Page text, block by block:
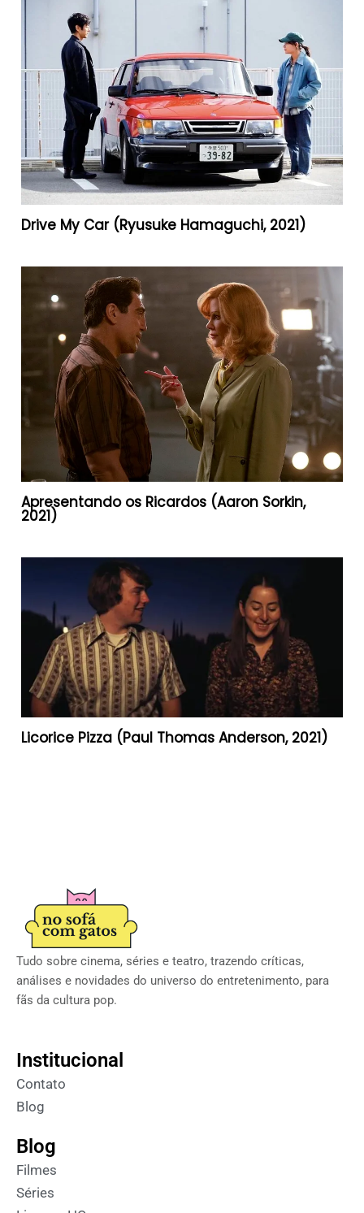
Drive My Car (Ryusuke Hamaguchi, 2021)
Apresentando os Ricardos (Aaron Sorkin,
2021)
Licorice Pizza (Paul Thomas Anderson, 2021)
Tudo sobre cinema, séries e teatro, trazendo críticas,
análises e novidades do universo do entretenimento, para
fãs da cultura pop.
Institucional
Contato
Blog
Blog
Filmes
Séries